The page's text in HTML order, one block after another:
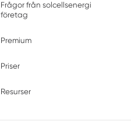
Frågor från solcellsenergi
företag
Premium
Priser
Resurser